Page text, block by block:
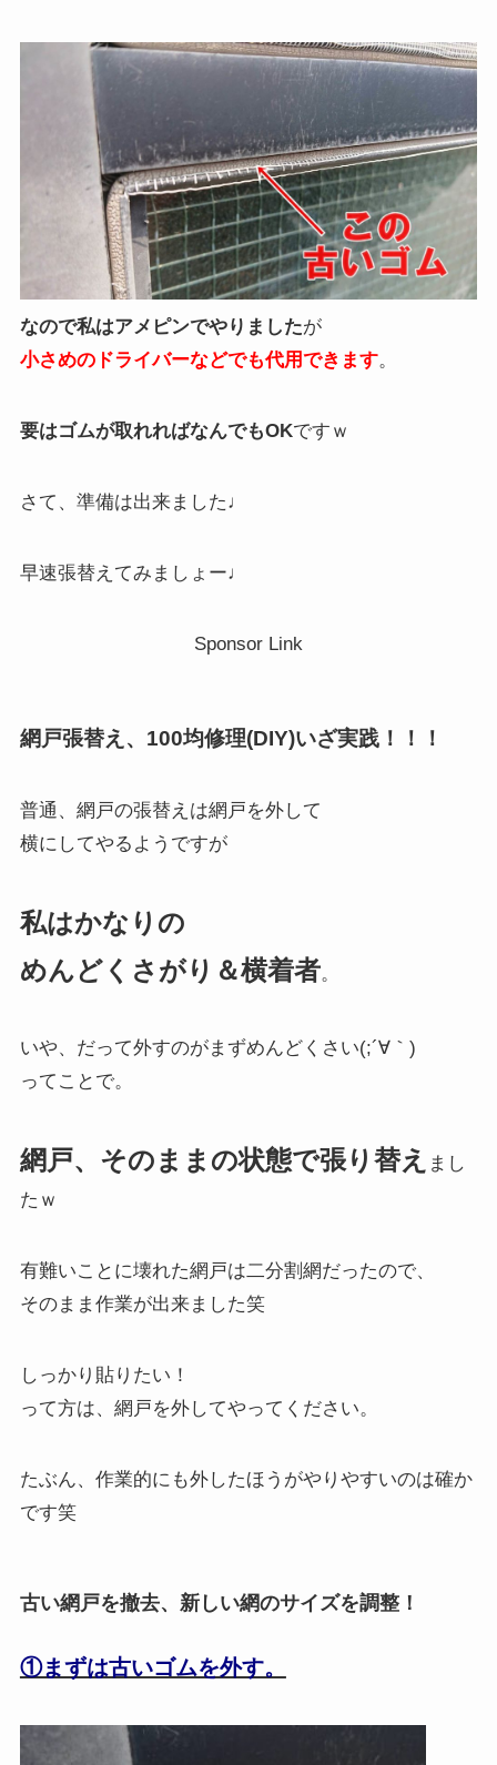
なので私はアメピンでやりましたが
小さめのドライバーなどでも代用できます。
要はゴムが取れればなんでもOKですｗ
さて、準備は出来ました♩
早速張替えてみましょー♩
Sponsor Link
網戸張替え、100均修理(DIY)いざ実践！！！
普通、網戸の張替えは網戸を外して
横にしてやるようですが
私はかなりの
めんどくさがり＆横着者。
いや、だって外すのがまずめんどくさい(;´∀｀)
ってことで。
網戸、そのままの状態で張り替え まし
たｗ
有難いことに壊れた網戸は二分割網だったので、
そのまま作業が出来ました笑
しっかり貼りたい！
って方は、網戸を外してやってください。
たぶん、作業的にも外したほうがやりやすいのは確か
です笑
古い網戸を撤去、新しい網のサイズを調整！
①まずは古いゴムを外す。